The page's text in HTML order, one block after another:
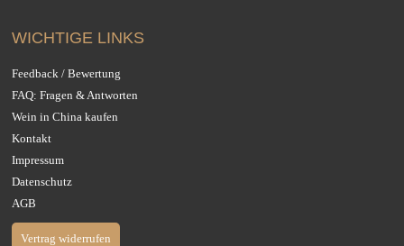
WICHTIGE LINKS
Feedback / Bewertung
FAQ: Fragen & Antworten
Wein in China kaufen
Kontakt
Impressum
Datenschutz
AGB
Vertrag widerrufen